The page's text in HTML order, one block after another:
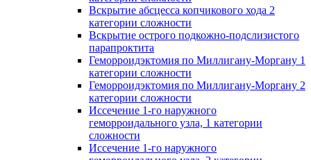
Вскрытие абсцесса копчикового хода 2
категории сложности
Вскрытие острого подкожно-подслизистого
парапроктита
Геморроидэктомия по Миллигану-Моргану 1
категории сложности
Геморроидэктомия по Миллигану-Моргану 2
категории сложности
Иссечение 1-го наружного
геморроидального узла, 1 категории
сложности
Иссечение 1-го наружного